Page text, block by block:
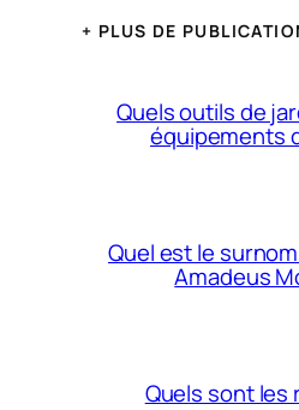
+ PLUS DE
Quels outils de
équipements
Quel est le
Amadeus
Quels sont les